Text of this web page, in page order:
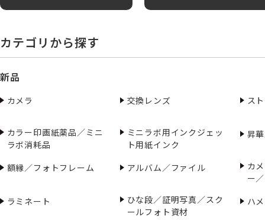
カテゴリから探す
新品
カメラ 交換レンズ ス
カラー印画紙薬品／ミニ
ラボ消耗品
ミニラボ用インクジェッ
ト用紙インク
昇
額縁／フォトフレーム アルバム／ファイル
カ
ー
ラミネート
ひな段／証明写真／スク
ールフォト資材
ハ